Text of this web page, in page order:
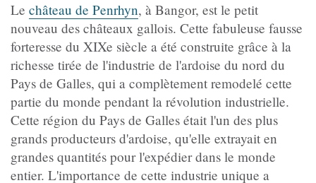
Le château de Penrhyn, à Bangor, est le petit
nouveau des châteaux gallois. Cette fabuleuse fausse
forteresse du XIXe siècle a été construite grâce à la
richesse tirée de l'industrie de l'ardoise du nord du
Pays de Galles, qui a complètement remodelé cette
partie du monde pendant la révolution industrielle.
Cette région du Pays de Galles était l'un des plus
grands producteurs d'ardoise, qu'elle extrayait en
grandes quantités pour l'expédier dans le monde
entier. L'importance de cette industrie unique a